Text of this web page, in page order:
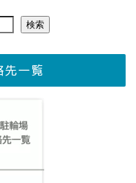
検索
先一覧